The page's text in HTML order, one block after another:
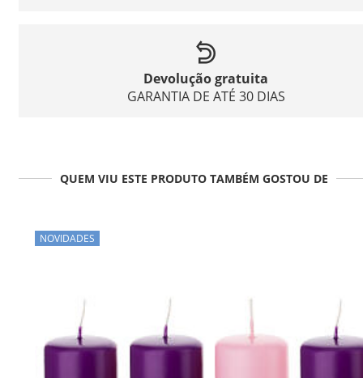
Devolução gratuita
GARANTIA DE ATÉ 30 DIAS
QUEM VIU ESTE PRODUTO TAMBÉM GOSTOU DE
NOVIDADES